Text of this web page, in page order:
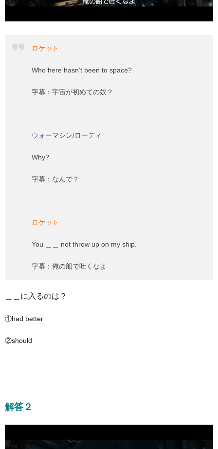
ロケット
Who here hasn’t been to space?
字幕：宇宙が初めての奴？
ウォーマシン/ローディ
Why?
字幕：なんで？
ロケット
You ＿＿ not throw up on my ship.
字幕：俺の船で吐くなよ
＿＿に入るのは？
①had better
②should
解答２